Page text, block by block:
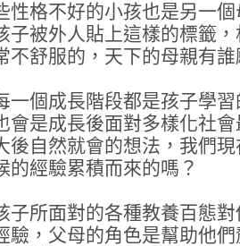
性格不好的小孩也是另一
子被外人貼上這樣的標籤
不舒服的，天下的母親有
一個成長階段都是孩子學
會是成長後面對多樣化社
後自然就會的想法，我們
的經驗累積而來的嗎？
子所面對的各種教養百態
驗，父母的角色是幫助他